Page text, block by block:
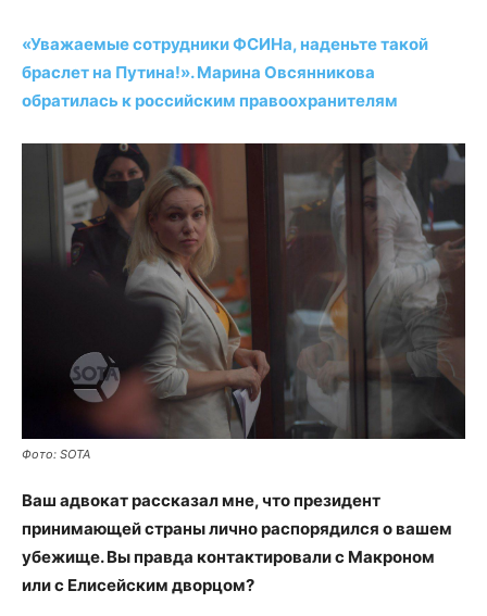
«Уважаемые сотрудники ФСИНа, наденьте такой
браслет на Путина!». Марина Овсянникова
обратилась к российским правоохранителям
Фото: SOTA
Ваш адвокат рассказал мне, что президент
принимающей страны лично распорядился о вашем
убежище. Вы правда контактировали с Макроном
или с Елисейским дворцом?